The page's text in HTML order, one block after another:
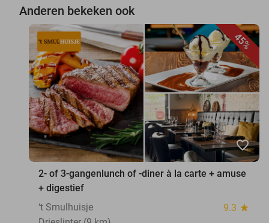
Anderen bekeken ook
45%
favorite_border
2- of 3-gangenlunch of -diner à la carte + amuse
+ digestief
‘t Smulhuisje
9.3 star